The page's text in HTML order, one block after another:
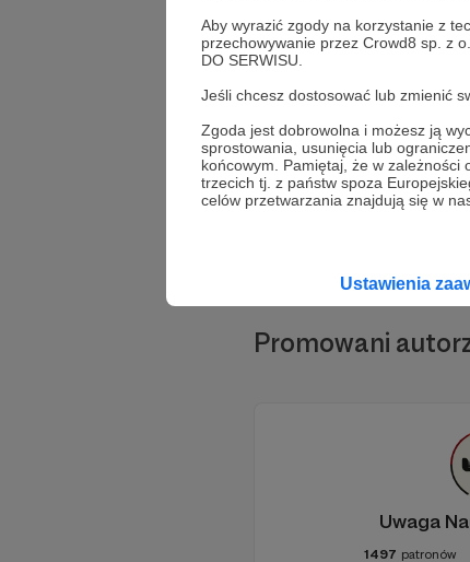
Aby wyrazić zgody na korzystanie z
przechowywanie przez Crowd8 sp. z
DO SERWISU.
Jeśli chcesz dostosować lub zmienić
Zgoda jest dobrowolna i możesz ją
sprostowania, usunięcia lub
końcowym. Pamiętaj, że w zależności
trzecich tj. z państw spoza
celów przetwarzania znajdują się w
Ustawienia
Promowani
Uwaga
1497 patronów